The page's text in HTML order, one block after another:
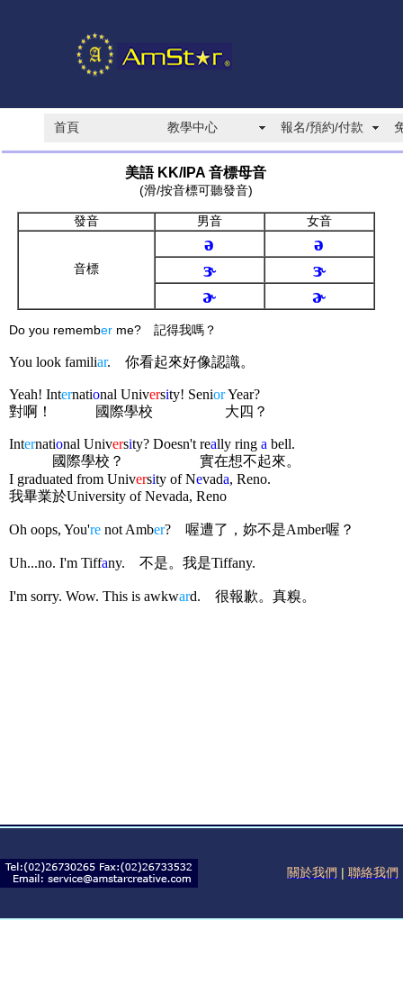
首頁 教學中心 報名/預約/付款
美語 KK/IPA 音標母音
(滑/按音標可聽發音)
發音 男音 女音
音標
ə
ə
ɝ
ɝ
ɚ
ɚ
Do you remember me? 記得我嗎？
You look familiar. 你看起來好像認識。
Yeah! International University! SeniorYear?
對啊！
國際學校 大四？
International University? Doesn't really ring a bell.
國際學校？
實在想不起來。
I graduated from University of Nevada, Reno.
我畢業於University of Nevada, Reno
Oh oops, You're not Amber? 喔遭了，妳不是Amber喔？
Uh...no. I'm Tiffany. 不是。我是Tiffany.
I'm sorry. Wow. This is awkward. 很報歉。真糗。
關於我們 | 聯絡我們